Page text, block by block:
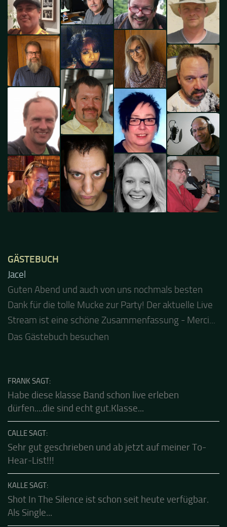
GÄSTEBUCH
Jacel
Guten Abend und auch von uns nochmals besten
Dank für die tolle Mucke zur Party! Der aktuelle Live
Stream ist eine schöne Zusammenfassung - Merci...
Das Gästebuch besuchen
FRANK SAGT:
Habe diese klasse Band schon live erleben
dürfen....die sind echt gut.Klasse...
CALLE SAGT:
Sehr gut geschrieben und ab jetzt auf meiner To-
Hear-List!!!
KALLE SAGT:
Shot In The Silence ist schon seit heute verfügbar.
Als Single...